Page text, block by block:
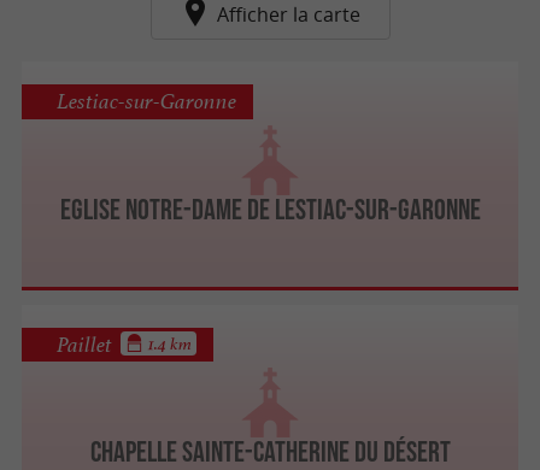
Afficher la carte
Eglise Notre-Dame de Lestiac-sur-Garonne
Lestiac-sur-Garonne
Chapelle Sainte-Catherine du Désert
Paillet 1.4 km